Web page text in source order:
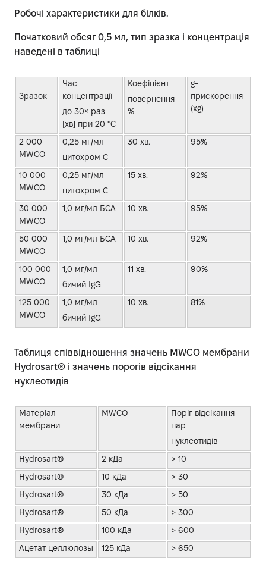
Робочі характеристики для білків.
Початковий обсяг 0,5 мл, тип зразка і концентрація
наведені в таблиці
Зразок
Час
концентрації
до 30× раз
[хв] при 20 °C
Коефіцієнт
повернення
%
g-
прискорення
(xg)
2 000
MWCO
0,25 мг/мл
цитохром С
30 хв. 95%
10 000
MWCO
0,25 мг/мл
цитохром C
15 хв. 92%
30 000
MWCO
1,0 мг/мл БСА 10 хв. 95%
50 000
MWCO
1,0 мг/мл БСА 10 хв. 92%
100 000
MWCO
1,0 мг/мл
бичий IgG
11 хв. 90%
125 000
MWCO
1,0 мг/мл
бичий IgG
10 хв. 81%
Таблиця співвідношення значень MWCO мембрани
Hydrosart® і значень порогів відсікання
нуклеотидів
Матеріал
мембрани
MWCO
Поріг відсікання
пар
нуклеотидів
Hydrosart®
2 кДа
> 10
Hydrosart®
10 кДа
> 30
Hydrosart®
30 кДа
> 50
Hydrosart®
50 кДа
> 300
Hydrosart®
100 кДа
> 600
Ацетат целлюлозы
125 кДа > 650